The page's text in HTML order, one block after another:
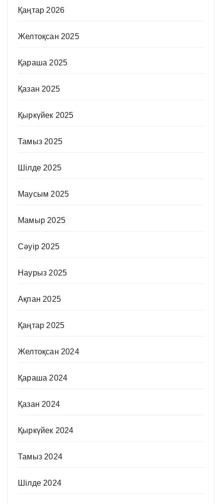
Қаңтар 2026
Желтоқсан 2025
Қараша 2025
Қазан 2025
Қыркүйек 2025
Тамыз 2025
Шілде 2025
Маусым 2025
Мамыр 2025
Сәуір 2025
Наурыз 2025
Ақпан 2025
Қаңтар 2025
Желтоқсан 2024
Қараша 2024
Қазан 2024
Қыркүйек 2024
Тамыз 2024
Шілде 2024